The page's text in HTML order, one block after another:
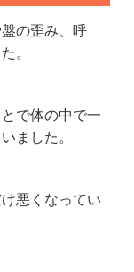
の歪み、呼
。
で体の中で一
ました。
悪くなってい